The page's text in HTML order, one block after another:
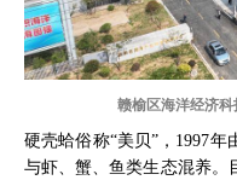
赣榆区海洋经济
硬壳蛤俗称“美贝”，1997
与虾、蟹、鱼类生态混养。